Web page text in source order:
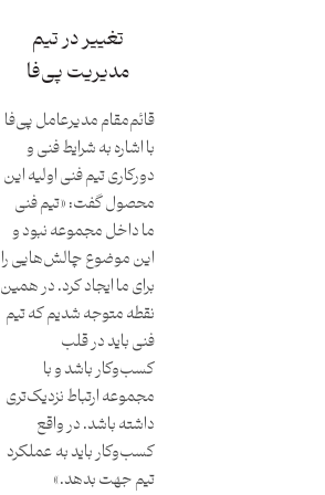
تغییر در تیم
مدیریت پی‌فا
قائم‌مقام مدیرعامل پی‌فا
با اشاره به شرایط فنی و
دورکاری تیم فنی اولیه این
محصول گفت: «تیم فنی
ما داخل مجموعه نبود و
این موضوع چالش‌هایی را
برای ما ایجاد کرد. در همین
نقطه متوجه شدیم که تیم
فنی باید در قلب
کسب‌وکار باشد و با
مجموعه ارتباط نزدیک‌تری
داشته باشد. در واقع
کسب‌وکار باید به عملکرد
تیم جهت بدهد.»